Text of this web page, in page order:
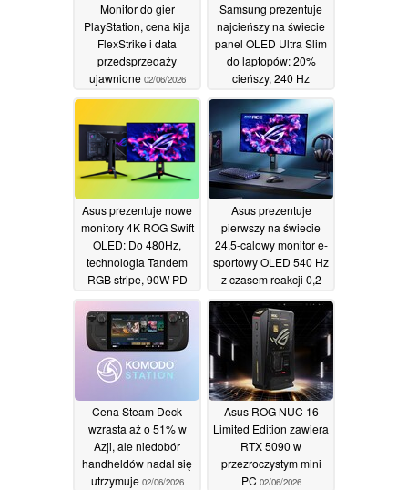
Monitor do gier
PlayStation, cena kija
FlexStrike i data
przedsprzedaży
ujawnione 02/06/2026
Samsung prezentuje
najcieńszy na świecie
panel OLED Ultra Slim
do laptopów: 20%
cieńszy, 240 Hz
02/06/2026
Asus prezentuje nowe
monitory 4K ROG Swift
OLED: Do 480Hz,
technologia Tandem
RGB stripe, 90W PD
02/06/2026
Asus prezentuje
pierwszy na świecie
24,5-calowy monitor e-
sportowy OLED 540 Hz
z czasem reakcji 0,2
02/06/2026
Cena Steam Deck
wzrasta aż o 51% w
Azji, ale niedobór
handheldów nadal się
utrzymuje 02/06/2026
Asus ROG NUC 16
Limited Edition zawiera
RTX 5090 w
przezroczystym mini
PC 02/06/2026